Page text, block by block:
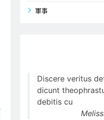
軍事
Discere veritus
dicunt
debitis cu